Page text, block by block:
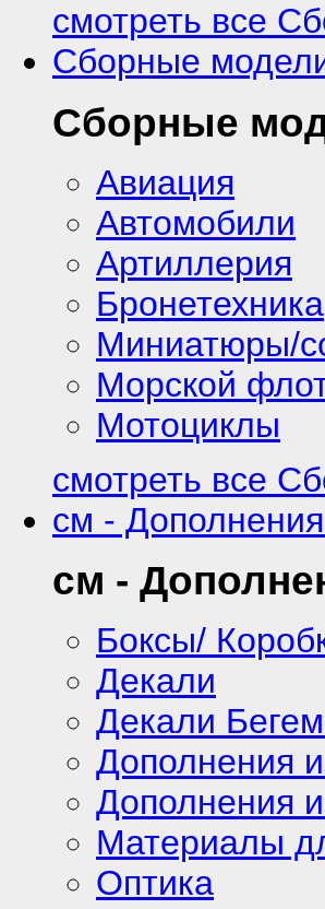
смотреть все
Сборные
Сборные
Авиация
Автомобили
Артиллерия
Бронетехника
Миниатюры/
Морской
Мотоциклы
смотреть все
см -
см -
Боксы/
Декали
Декали
Дополнения
Дополнения
Материалы
Оптика